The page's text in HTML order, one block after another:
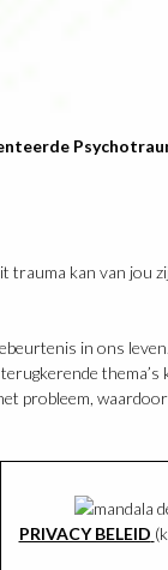
kan van jou
in ons
probleem,
PRIVACY BELEID